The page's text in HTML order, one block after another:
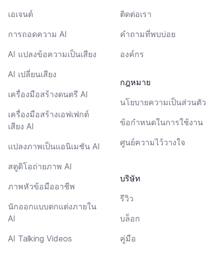
เอเจนต์
การถอดความ AI
AI แปลงข้อความเป็นเสียง
AI เปลี่ยนเสียง
เครื่องมือสร้างดนตรี AI
เครื่องมือสร้างเอฟเฟกต์
เสียง AI
แปลงภาพเป็นแอนิเมชัน AI
สตูดิโอถ่ายภาพ AI
ภาพหัวข้อมืออาชีพ
นักออกแบบตกแต่งภายใน
AI
AI Talking Videos
ติดต่อเรา
คำถามที่พบบ่อย
องค์กร
กฎหมาย
นโยบายความเป็นส่วนตัว
ข้อกำหนดในการใช้งาน
ศูนย์ความไว้วางใจ
บริษัท
รีวิว
บล็อก
คู่มือ